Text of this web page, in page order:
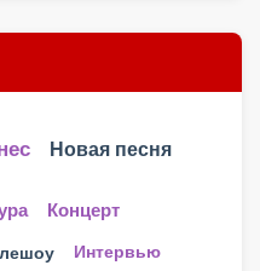
Новая песня
Концерт
Интервью